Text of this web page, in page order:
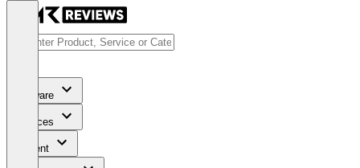
Software
Services
Content